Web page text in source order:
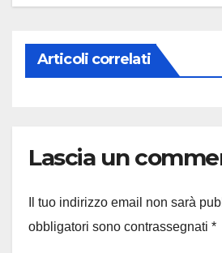
Articoli correlati
Lascia un
Il tuo indirizzo email non sarà
obbligatori sono contrassegnati *